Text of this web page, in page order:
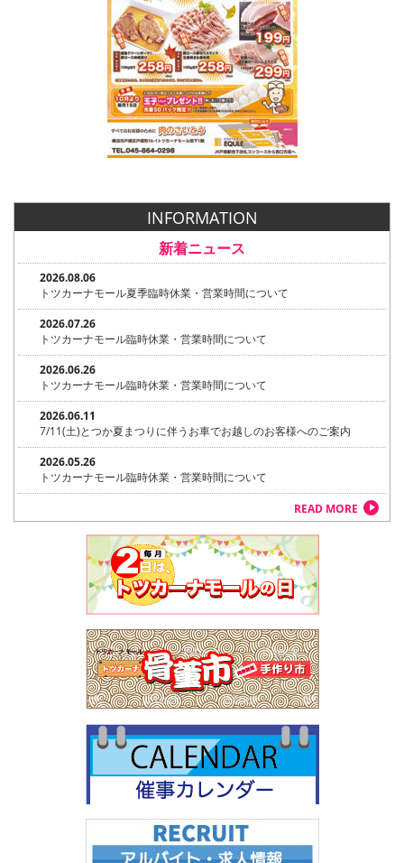
INFORMATION
新着ニュース
2026.08.06
トツカーナモール夏季臨時休業・営業時間について
2026.07.26
トツカーナモール臨時休業・営業時間について
2026.06.26
トツカーナモール臨時休業・営業時間について
2026.06.11
7/11(土)とつか夏まつりに伴うお車でお越しのお客様へのご案内
2026.05.26
トツカーナモール臨時休業・営業時間について
READ MORE